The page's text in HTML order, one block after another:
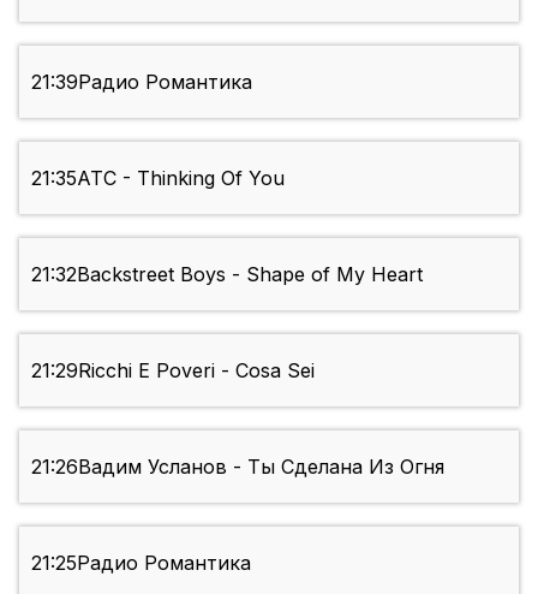
21:39Радио Романтика
21:35ATC - Thinking Of You
21:32Backstreet Boys - Shape of My Heart
21:29Ricchi E Poveri - Cosa Sei
21:26Вадим Усланов - Ты Сделана Из Огня
21:25Радио Романтика